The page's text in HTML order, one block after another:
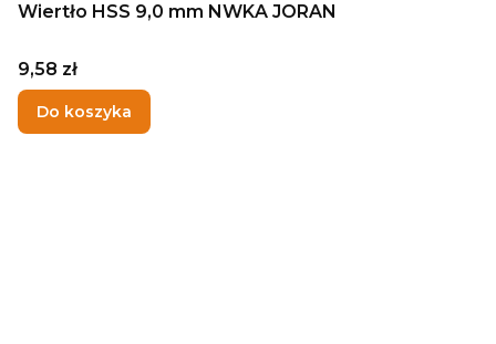
Wiertło HSS 9,0 mm NWKA JORAN
Cena
9,58 zł
Do koszyka